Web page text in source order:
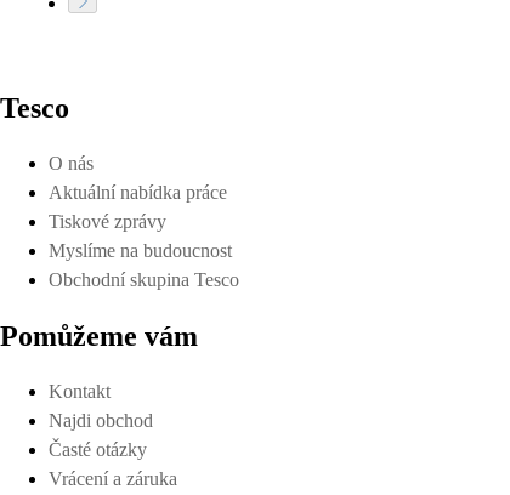
Tesco
O nás
Aktuální nabídka práce
Tiskové zprávy
Myslíme na budoucnost
Obchodní skupina Tesco
Pomůžeme vám
Kontakt
Najdi obchod
Časté otázky
Vrácení a záruka